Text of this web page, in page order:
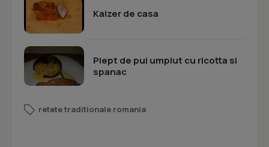
Kaizer de casa
Piept de pui umplut cu ricotta si
spanac
retete traditionale romania